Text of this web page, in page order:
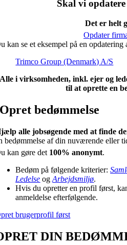
Skal vi
Det er helt
Opdater
kan se et eksempel på en
Trimco Group (Denmark) A/S
i virksomheden, inkl. ejer og
til at oprette en
Opret bedømmelse
alle jobsøgende med at finde
bedømmelse af din nuværende eller
kan gøre det 100% anonymt.
Bedøm på følgende kriterier:
Ledelse ogArbejdsmiljø.
Hvis du opretter en profil først,
anmeldelse efterfølgende.
brugerprofil først
DIN